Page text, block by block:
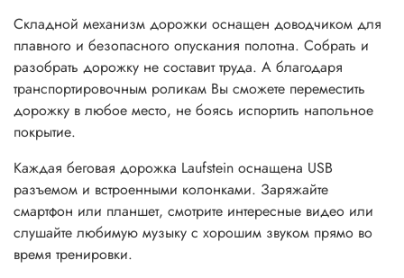
Складной механизм дорожки оснащен доводчиком для
плавного и безопасного опускания полотна. Собрать и
разобрать дорожку не составит труда. А благодаря
транспортировочным роликам Вы сможете переместить
дорожку в любое место, не боясь испортить напольное
покрытие.
Каждая беговая дорожка Laufstein оснащена USB
разъемом и встроенными колонками. Заряжайте
смартфон или планшет, смотрите интересные видео или
слушайте любимую музыку с хорошим звуком прямо во
время тренировки.